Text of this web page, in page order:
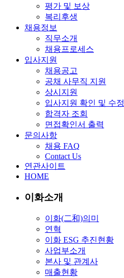
평가 및 보상
복리후생
채용정보
직무소개
채용프로세스
입사지원
채용공고
공채 사무직 지원
상시지원
입사지원 확인 및 수정
합격자 조회
면접확인서 출력
문의사항
채용 FAQ
Contact Us
연관사이트
HOME
이화소개
이화(二和)의미
연혁
이화 ESG 추진현황
사업부소개
본사 및 관계사
매출현황